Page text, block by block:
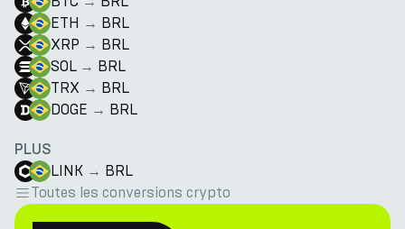
ETH → BRL
XRP → BRL
SOL → BRL
TRX → BRL
DOGE → BRL
PLUS
LINK → BRL
Toutes les conversions crypto